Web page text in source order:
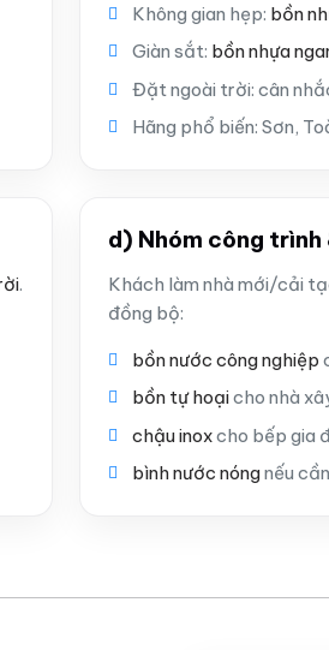
Không gian hẹp: bồn
Giàn sắt: bồn nhựa
Đặt ngoài trời: cân
Hãng phổ biến: Sơn,
.
d) Nhóm công trình
Khách làm nhà mới/cải
đồng bộ:
bồn nước công nghiệp
bồn tự hoạicho nhà
chậu inoxcho bếp gia
bình nước nóngnếu